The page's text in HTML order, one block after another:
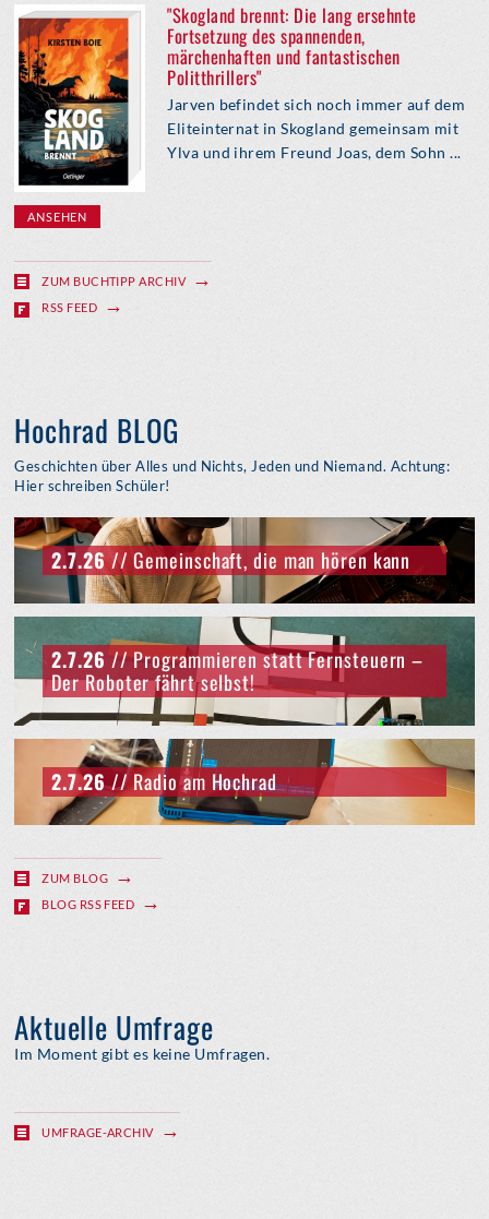
"Skogland brennt: Die lang ersehnte
Fortsetzung des spannenden,
märchenhaften und fantastischen
Politthrillers"
Jarven befindet sich noch immer auf dem
Eliteinternat in Skogland gemeinsam mit
Ylva und ihrem Freund Joas, dem Sohn ...
ANSEHEN
ZUM BUCHTIPP ARCHIV
RSS FEED
Hochrad BLOG
Geschichten über Alles und Nichts, Jeden und Niemand. Achtung:
Hier schreiben Schüler!
2.7.26// Gemeinschaft, die man hören kann
2.7.26// Programmieren statt Fernsteuern –
Der Roboter fährt selbst!
2.7.26// Radio am Hochrad
ZUM BLOG
BLOG RSS FEED
Aktuelle Umfrage
Im Moment gibt es keine Umfragen.
UMFRAGE-ARCHIV